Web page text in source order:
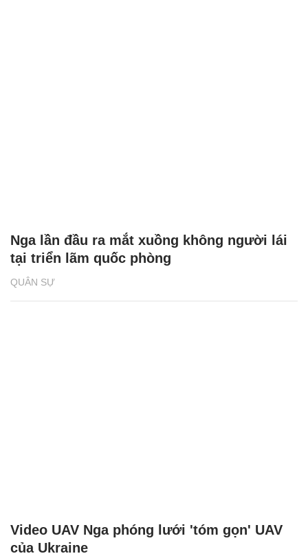
QUÂN SỰ
Nga lần đầu ra mắt xuồng không người lái
tại triển lãm quốc phòng
Video UAV Nga phóng lưới 'tóm gọn' UAV
của Ukraine